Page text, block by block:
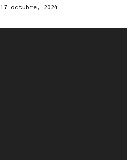
17 octubre, 2024